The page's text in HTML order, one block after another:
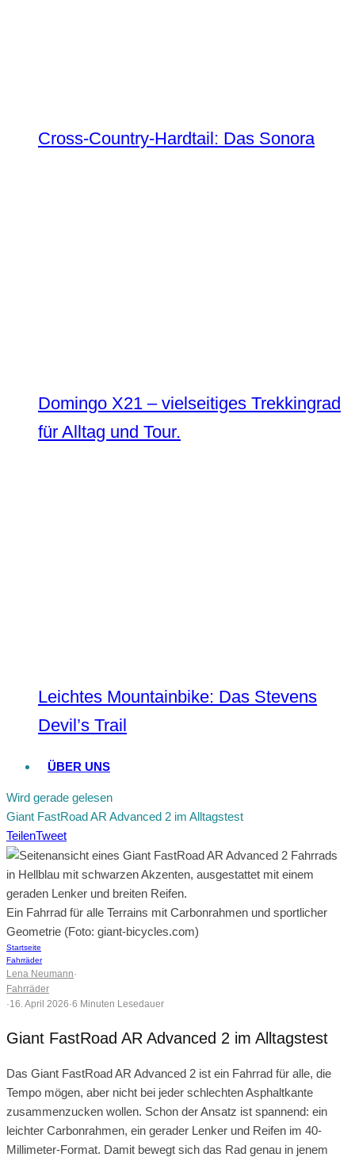
Cross-Country-Hardtail: Das Sonora
Domingo X21 – vielseitiges Trekkingrad
für Alltag und Tour.
Leichtes Mountainbike: Das Stevens
Devil’s Trail
ÜBER UNS
Wird gerade gelesen
Giant FastRoad AR Advanced 2 im Alltagstest
TeilenTweet
Ein Fahrrad für alle Terrains mit Carbonrahmen und sportlicher
Geometrie (Foto: giant-bicycles.com)
Startseite
Fahrräder
Lena Neumann·
Fahrräder
·16. April 2026·6 Minuten Lesedauer
Giant FastRoad AR Advanced 2 im Alltagstest
Das Giant FastRoad AR Advanced 2 ist ein Fahrrad für alle, die
Tempo mögen, aber nicht bei jeder schlechten Asphaltkante
zusammenzucken wollen. Schon der Ansatz ist spannend: ein
leichter Carbonrahmen, ein gerader Lenker und Reifen im 40-
Millimeter-Format. Damit bewegt sich das Rad genau in jenem